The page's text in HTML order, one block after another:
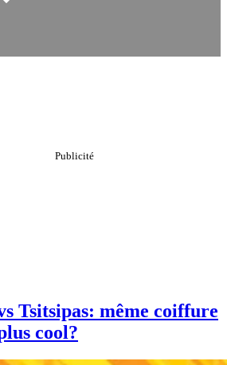
Tsitsipas: même coiffure
cool?